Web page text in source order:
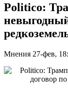
Politico:
Мнения 27-фев,